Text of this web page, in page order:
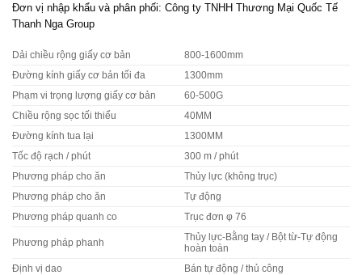
Đơn vị nhập khẩu và phân phối: Công ty TNHH Thương Mại Quốc Tế
Thanh Nga Group
Dải chiều rộng giấy cơ bản 800-1600mm
Đường kính giấy cơ bản tối đa 1300mm
Phạm vi trọng lượng giấy cơ bản 60-500G
Chiều rộng sọc tối thiểu 40MM
Đường kính tua lại 1300MM
Tốc độ rạch / phút 300 m / phút
Phương pháp cho ăn Thủy lực (không trục)
Phương pháp cho ăn Tự động
Phương pháp quanh co Trục đơn φ 76
Phương pháp phanh
Thủy lực-Bằng tay / Bột từ-Tự động
hoàn toàn
Định vị dao Bán tự động / thủ công